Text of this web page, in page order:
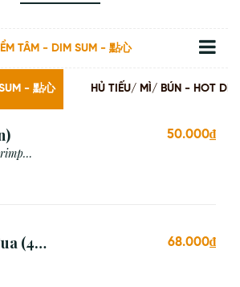
TÂM - DIM SUM - 點心
- 點心 HỦ TIẾU/ MÌ/ BÚN - HOT
50.000₫
(4
68.000₫